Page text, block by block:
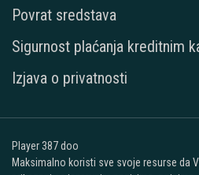
Povrat sredstava
Sigurnost plaćanja kreditnim
Izjava o privatnosti
Player 387 doo
Maksimalno koristi sve svoje resurse da